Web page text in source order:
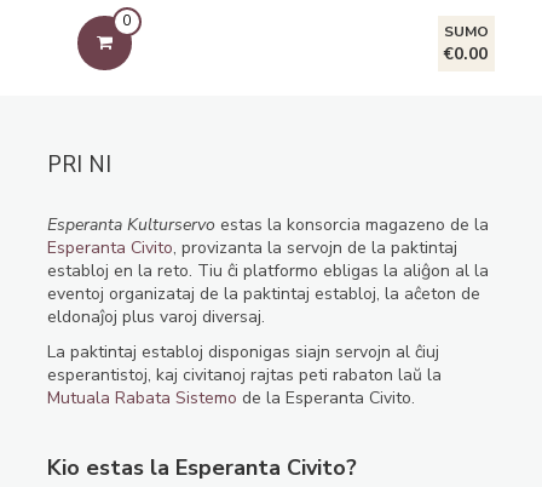
0
SUMO
€0.00
PRI NI
Esperanta Kulturservo estas la konsorcia magazeno de la
Esperanta Civito, provizanta la servojn de la paktintaj
establoj en la reto. Tiu ĉi platformo ebligas la aliĝon al la
eventoj organizataj de la paktintaj establoj, la aĉeton de
eldonaĵoj plus varoj diversaj.
La paktintaj establoj disponigas siajn servojn al ĉiuj
esperantistoj, kaj civitanoj rajtas peti rabaton laŭ la
Mutuala Rabata Sistemo de la Esperanta Civito.
Kio estas la Esperanta Civito?